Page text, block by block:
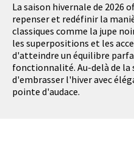
La saison hivernale de 2026
repenser et redéfinir la
classiques comme la jupe
les superpositions et les
d'atteindre un équilibre
fonctionnalité. Au-delà de
d'embrasser l'hiver avec
pointe d'audace.